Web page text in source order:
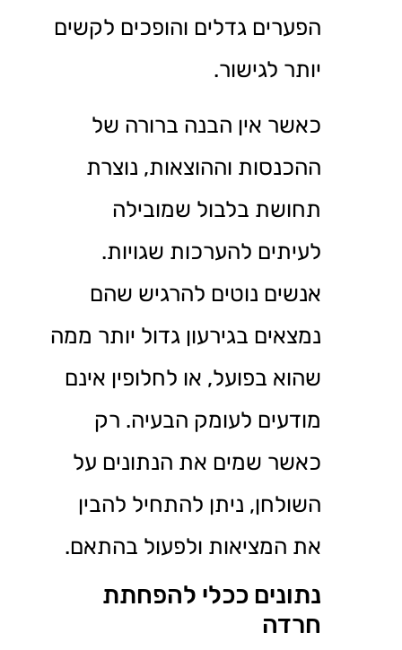
הפערים גדלים והופכים לקשים
יותר לגישור.
כאשר אין הבנה ברורה של
ההכנסות וההוצאות, נוצרת
תחושת בלבול שמובילה
לעיתים להערכות שגויות.
אנשים נוטים להרגיש שהם
נמצאים בגירעון גדול יותר ממה
שהוא בפועל, או לחלופין אינם
מודעים לעומק הבעיה. רק
כאשר שמים את הנתונים על
השולחן, ניתן להתחיל להבין
את המציאות ולפעול בהתאם.
נתונים ככלי להפחתת
חרדה